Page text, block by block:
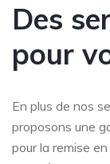
Des
pour
En plus de nos
proposons une
pour la remise